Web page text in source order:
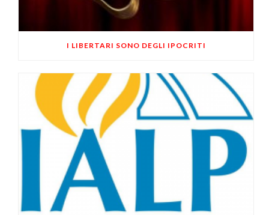
I LIBERTARI SONO DEGLI IPOCRITI